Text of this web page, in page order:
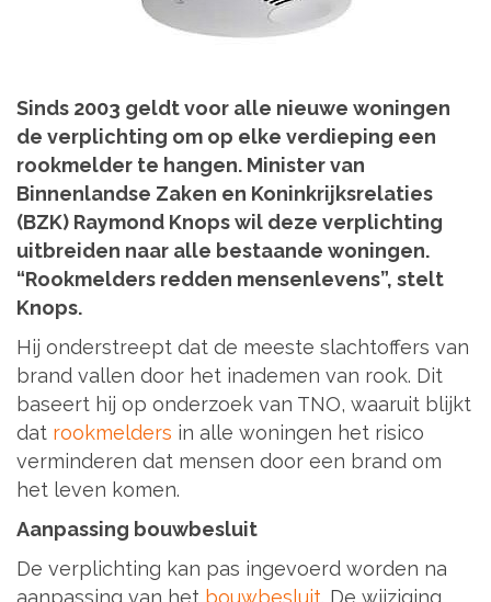
Sinds 2003 geldt voor alle nieuwe woningen
de verplichting om op elke verdieping een
rookmelder te hangen. Minister van
Binnenlandse Zaken en Koninkrijksrelaties
(BZK) Raymond Knops wil deze verplichting
uitbreiden naar alle bestaande woningen.
“Rookmelders redden mensenlevens”, stelt
Knops.
Hij onderstreept dat de meeste slachtoffers van
brand vallen door het inademen van rook. Dit
baseert hij op onderzoek van TNO, waaruit blijkt
dat rookmelders in alle woningen het risico
verminderen dat mensen door een brand om
het leven komen.
Aanpassing bouwbesluit
De verplichting kan pas ingevoerd worden na
aanpassing van het bouwbesluit. De wijziging